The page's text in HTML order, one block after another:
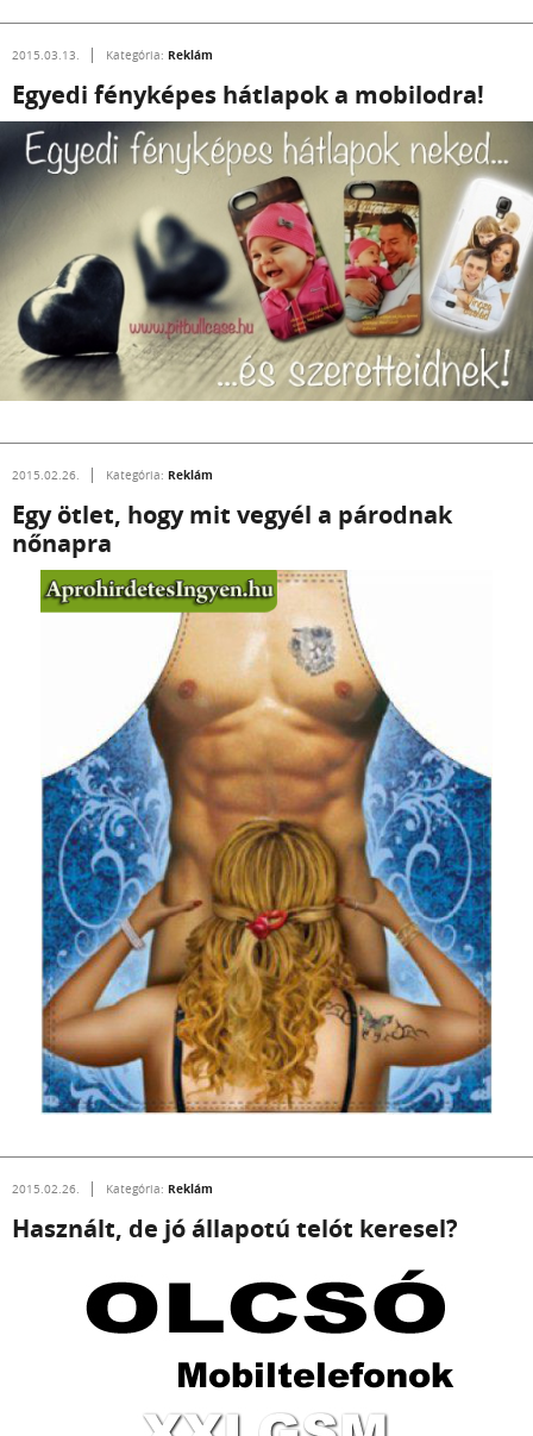
2015.03.13. Kategória: Reklám
Egyedi fényképes hátlapok a mobilodra!
2015.02.26. Kategória: Reklám
Egy ötlet, hogy mit vegyél a párodnak
nőnapra
2015.02.26. Kategória: Reklám
Használt, de jó állapotú telót keresel?